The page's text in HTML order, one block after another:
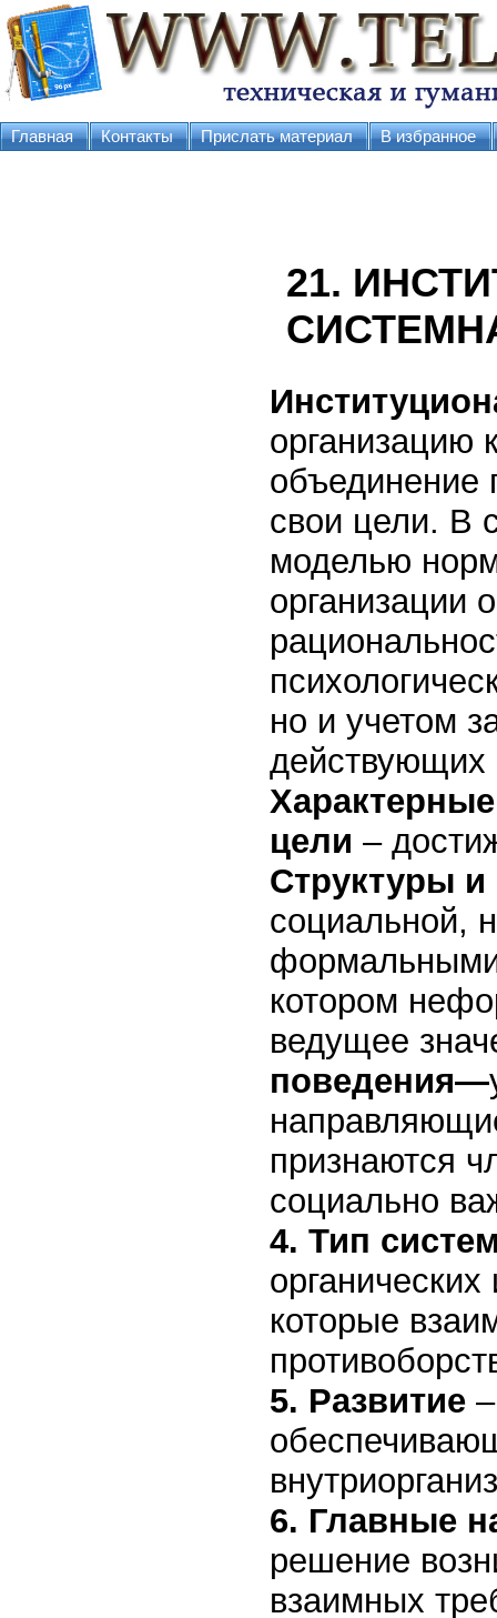
Главная Контакты Прислать материал В избранное
21.
организацию
объединение
свои цели. В
моделью
организации
но и учетом
действующих
цели –
Структуры
социальной,
формальными
котором
ведущее
поведения—
признаются
социально
4. Тип
которые
5. Развитие
6. Главные
решение
взаимных